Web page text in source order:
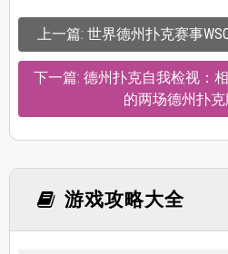
上一篇: 世界德州扑克赛事
下一篇: 德州扑克自我检视：
的两场德州扑
游戏攻略大全